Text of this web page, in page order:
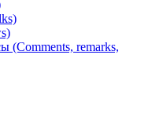
(Comments, remarks,